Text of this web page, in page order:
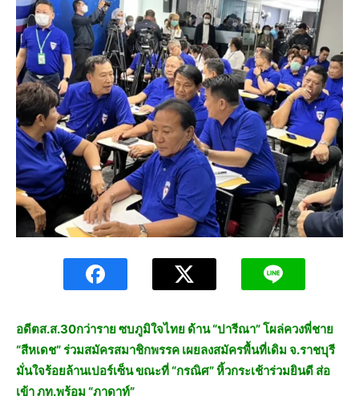
อดีตส.ส.30กว่าราย ซบภูมิใจไทย ด้าน “ปารีณา” โผล่ควงพี่ชาย
“สีหเดช” ร่วมสมัครสมาชิกพรรค เผยลงสมัครพื้นที่เดิม จ.ราชบุรี
มั่นใจร้อยล้านเปอร์เซ็น ขณะที่ “กรณิศ” หิ้วกระเช้าร่วมยินดี ส่อ
เข้า ภท.พร้อม “ภาดาท์”